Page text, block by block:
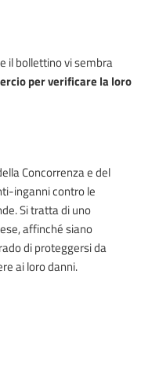
il bollettino vi sembra
per verificare la loro
Concorrenza e del
inganni contro le
Si tratta di uno
affinché siano
di proteggersi da
ai loro danni.